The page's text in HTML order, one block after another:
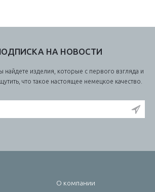
НА НОВОСТИ
найдете изделия, которые с первого взгляда и
что такое настоящее немецкое качество.
О компании